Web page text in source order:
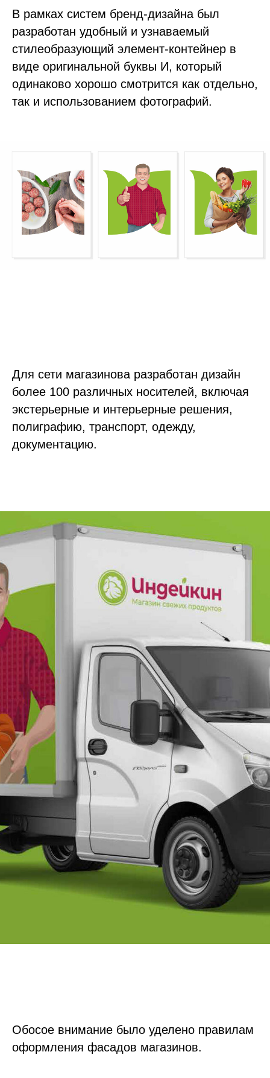
В рамках систем бренд-дизайна был
разработан удобный и узнаваемый
стилеобразующий элемент-контейнер в
виде оригинальной буквы И, который
одинаково хорошо смотрится как отдельно,
так и использованием фотографий.
Для сети магазинова разработан дизайн
более 100 различных носителей, включая
экстерьерные и интерьерные решения,
полиграфию, транспорт, одежду,
документацию.
Обосое внимание было уделено правилам
оформления фасадов магазинов.